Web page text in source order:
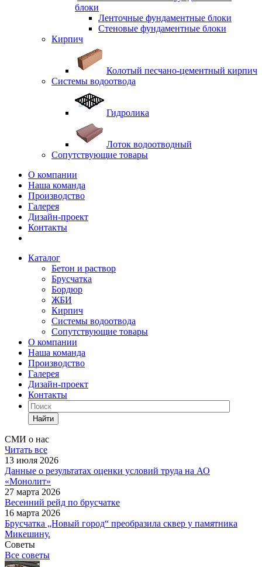
блоки
Ленточные фундаментные блоки
Стеновые фундаментные блоки
Кирпич
Колотый песчано-цементный кирпич
Системы водоотвода
Гидролика
Лоток водоотводный
Сопутствующие товары
О компании
Наша команда
Производство
Галерея
Дизайн-проект
Контакты
Каталог
Бетон и раствор
Брусчатка
Бордюр
ЖБИ
Кирпич
Системы водоотвода
Сопутствующие товары
О компании
Наша команда
Производство
Галерея
Дизайн-проект
Контакты
Найти
СМИ о нас
Читать все
13 июля 2026
Данные о результатах оценки условий труда на АО
«Монолит»
27 марта 2026
Весенний рейд по брусчатке
16 марта 2026
Брусчатка „Новый город“ преобразила сквер у памятника
Микешину.
Советы
Все советы